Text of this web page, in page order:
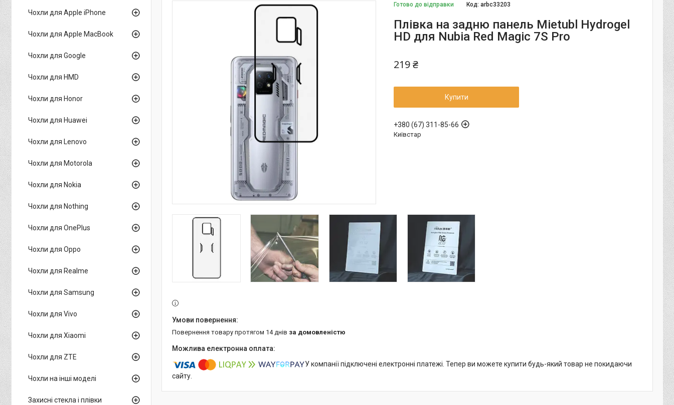
Готово до відправки Код:arbc33203
Плівка на задню панель Mietubl Hydrogel
HD для Nubia Red Magic 7S Pro
219 ₴
Купити
+380 (67) 311-85-66
Київстар
повернення товару протягом 14 днів за домовленістю
У компанії підключені електронні платежі. Тепер ви можете купити будь-який товар не покидаючи
сайту.
Чохли для Apple iPhone
Чохли для Apple MacBook
Чохли для Google
Чохли для HMD
Чохли для Honor
Чохли для Huawei
Чохли для Lenovo
Чохли для Motorola
Чохли для Nokia
Чохли для Nothing
Чохли для OnePlus
Чохли для Oppo
Чохли для Realme
Чохли для Samsung
Чохли для Vivo
Чохли для Xiaomi
Чохли для ZTE
Чохли на інші моделі
Захисні стекла і плівки